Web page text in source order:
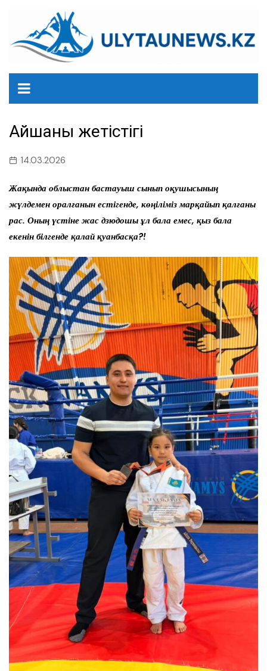
содержанию
Айшаның жетістігі
14.03.2026
Жақында облыстан бастауыш сынып оқушысының
жүлдемен оралғанын естігенде, көңіліміз марқайып қалғаны
рас. Оның үстіне жас дзюдошы ұл бала емес, қыз бала
екенін білгенде қалай қуанбасқа?!